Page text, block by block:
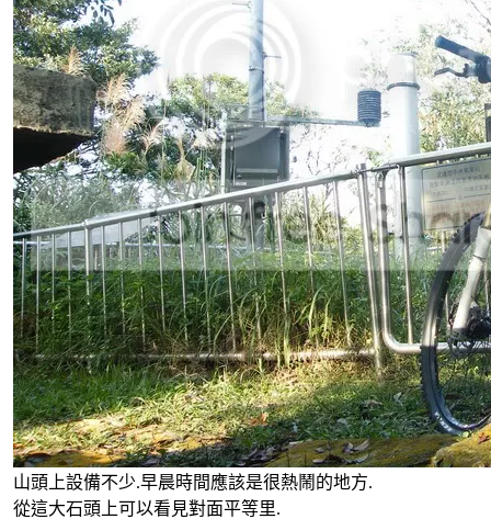
山頭上設備不少.早晨時間應該是很熱鬧的地方.
從這大石頭上可以看見對面平等里.